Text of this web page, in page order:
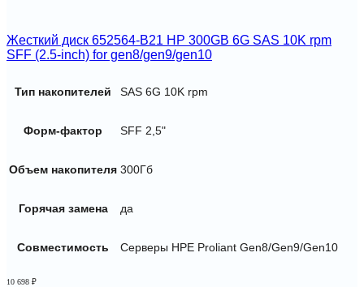
Жесткий диск 652564-B21 HP 300GB 6G SAS 10K rpm
SFF (2.5-inch) for gen8/gen9/gen10
Тип накопителей SAS 6G 10K rpm
Форм-фактор SFF 2,5"
Объем накопителя 300Гб
Горячая замена да
Совместимость Серверы HPE Proliant Gen8/Gen9/Gen10
10 698 ₽